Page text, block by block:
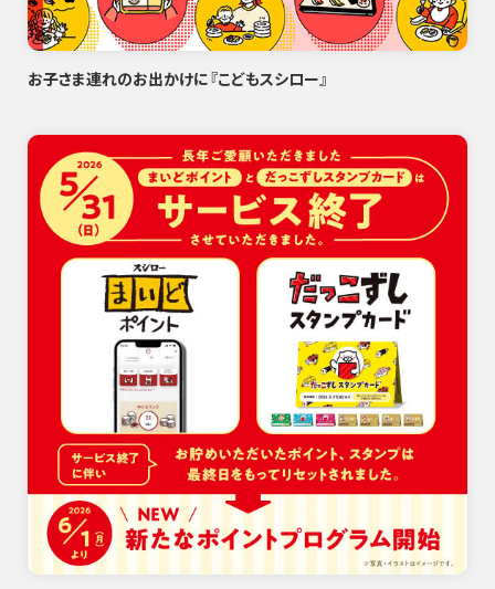
お子さま連れのお出かけに『こどもスシロー』